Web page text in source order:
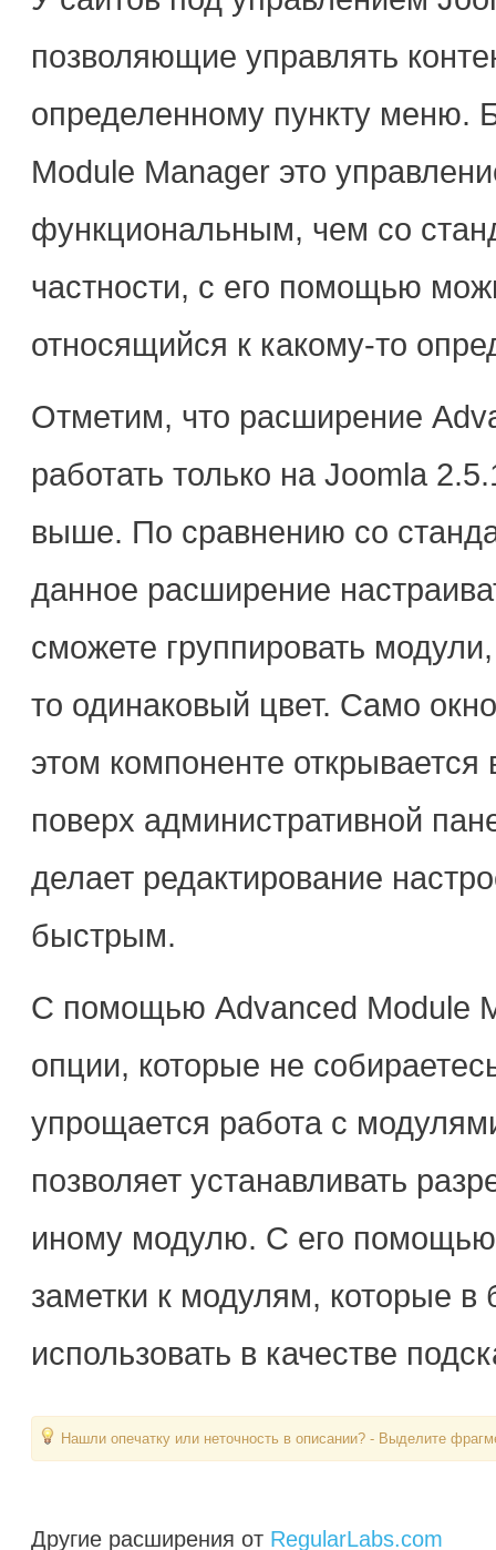
позволяющие управлять
определенному пункту меню.
Module Manager это
функциональным, чем со
частности, с его помощью
относящийся к какому-то
Отметим, что расширение
работать только на Joomla
выше. По сравнению со
данное расширение
сможете группировать
то одинаковый цвет. Само
этом компоненте
поверх административной
делает редактирование
быстрым.
С помощью Advanced Module
опции, которые не
упрощается работа с
позволяет устанавливать
иному модулю. С его помощью
заметки к модулям, которые
использовать в качестве
Нашли опечатку или неточность в описании? - Выделите
Другие расширения от RegularLabs.com